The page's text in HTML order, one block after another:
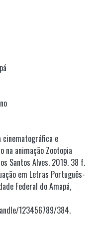
cinematográfica e
na animação Zootopia
Santos Alves. 2019. 38 f.
em Letras Português-
Federal do Amapá,
123456789/384.